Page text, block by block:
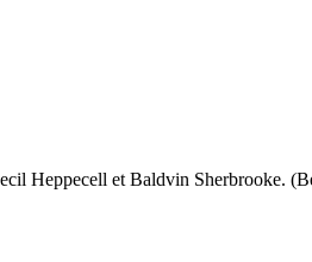
Heppecell et Baldvin Sherbrooke.